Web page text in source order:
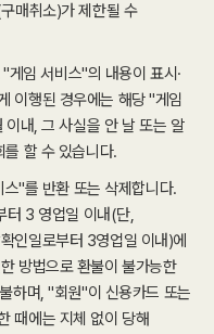
매취소)가 제한될 수
임 서비스"의 내용이 표시·
이행된 경우에는 해당 "게임
내, 그 사실을 안 날 또는 알
할 수 있습니다.
"를 반환 또는 삭제합니다.
터 3 영업일 이내(단,
인일로부터 3영업일 이내)에
방법으로 환불이 불가능한
하며, "회원"이 신용카드 또는
때에는 지체 없이 당해